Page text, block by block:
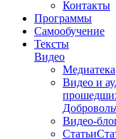
Контакты
Программы
Самообучение
Тексты
Видео
Медиатека
Видео и
Видео-
Статьи